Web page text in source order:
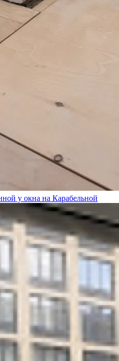
у окна на Карабельной